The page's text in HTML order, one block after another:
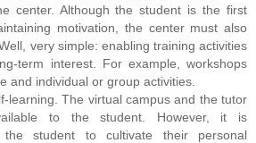
center. Although the student is the first
motivation, the center must also
very simple: enabling training activities
term interest. For example, workshops
and individual or group activities.
learning. The virtual campus and the tutor
to the student. However, it is
the student to cultivate their personal